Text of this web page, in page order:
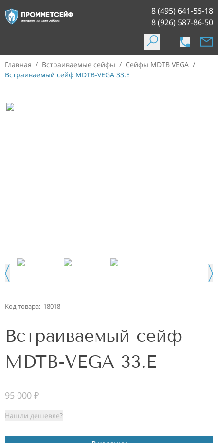
8 (495) 641-55-18
8 (926) 587-86-50
Главная / Встраиваемые сейфы / Сейфы MDTB VEGA /
Встраиваемый сейф MDTB-VEGA 33.E
Код товара: 18018
Встраиваемый сейф
MDTB-VEGA 33.E
95 000 ₽
Нашли дешевле?